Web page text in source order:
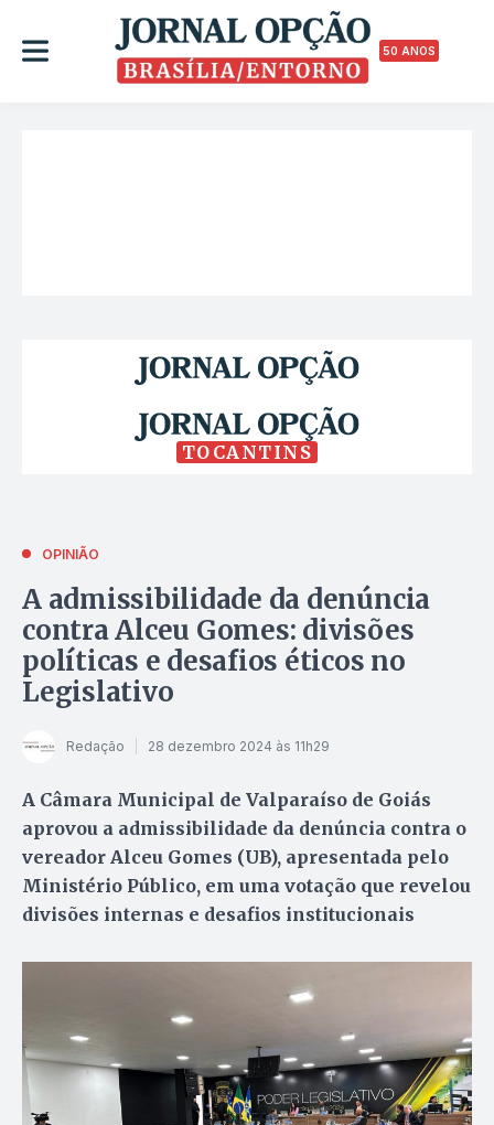
50 ANOS
TOCANTINS
OPINIÃO
A admissibilidade da denúncia
contra Alceu Gomes: divisões
políticas e desafios éticos no
Legislativo
Redação 28 dezembro 2024 às 11h29
A Câmara Municipal de Valparaíso de Goiás
aprovou a admissibilidade da denúncia contra o
vereador Alceu Gomes (UB), apresentada pelo
Ministério Público, em uma votação que revelou
divisões internas e desafios institucionais